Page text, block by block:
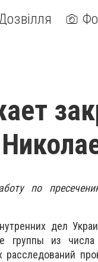
по
дел
группы из числа
расследований